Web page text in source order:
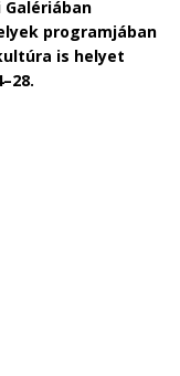
programjában
is helyet